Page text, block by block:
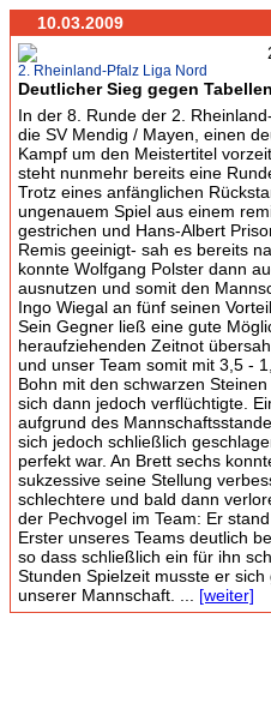
10.03.2009
2. Rheinland-Pfalz Liga Nord
Deutlicher Sieg gegen
In der 8. Runde der 2.
die SV Mendig / Mayen, einen
Kampf um den Meistertitel
steht nunmehr bereits eine
Trotz eines anfänglichen
ungenauem Spiel aus einem
gestrichen und Hans-Albert
Remis geeinigt- sah es bereits
konnte Wolfgang Polster dann
ausnutzen und somit den
Ingo Wiegal an fünf seinen
Sein Gegner ließ eine gute
heraufziehenden Zeitnot
und unser Team somit mit 3,5 -
Bohn mit den schwarzen
sich dann jedoch verflüchtigte.
aufgrund des
sich jedoch schließlich
perfekt war. An Brett sechs
sukzessive seine Stellung
schlechtere und bald dann
der Pechvogel im Team: Er
Erster unseres Teams deutlich
so dass schließlich ein für ihn
Stunden Spielzeit musste er
unserer Mannschaft. ... [weiter]